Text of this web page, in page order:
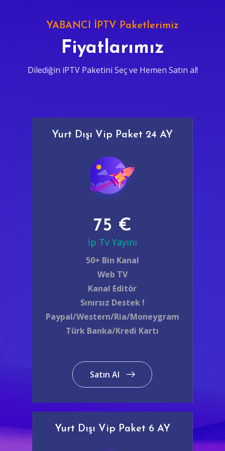
YABANCI İPTV Paketlerimiz
Fiyatlarımız
Dilediğin iPTV Paketini Seç ve Hemen Satın al!
Yurt Dışı Vip Paket 24 AY
75 €
İp Tv Yayını
50+ Bin Kanal
Web TV
Kanal Editör
Sınırsız Destek !
Paypal/Western/Ria/Moneygram
Türk Banka/Kredi Kartı
Satın Al
Yurt Dışı Vip Paket 6 AY